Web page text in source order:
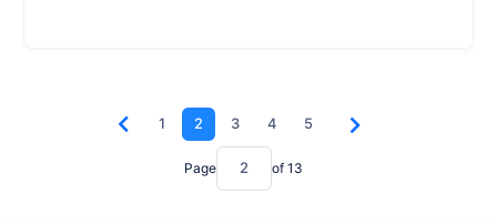
1 2 3 4 5
Page of 13